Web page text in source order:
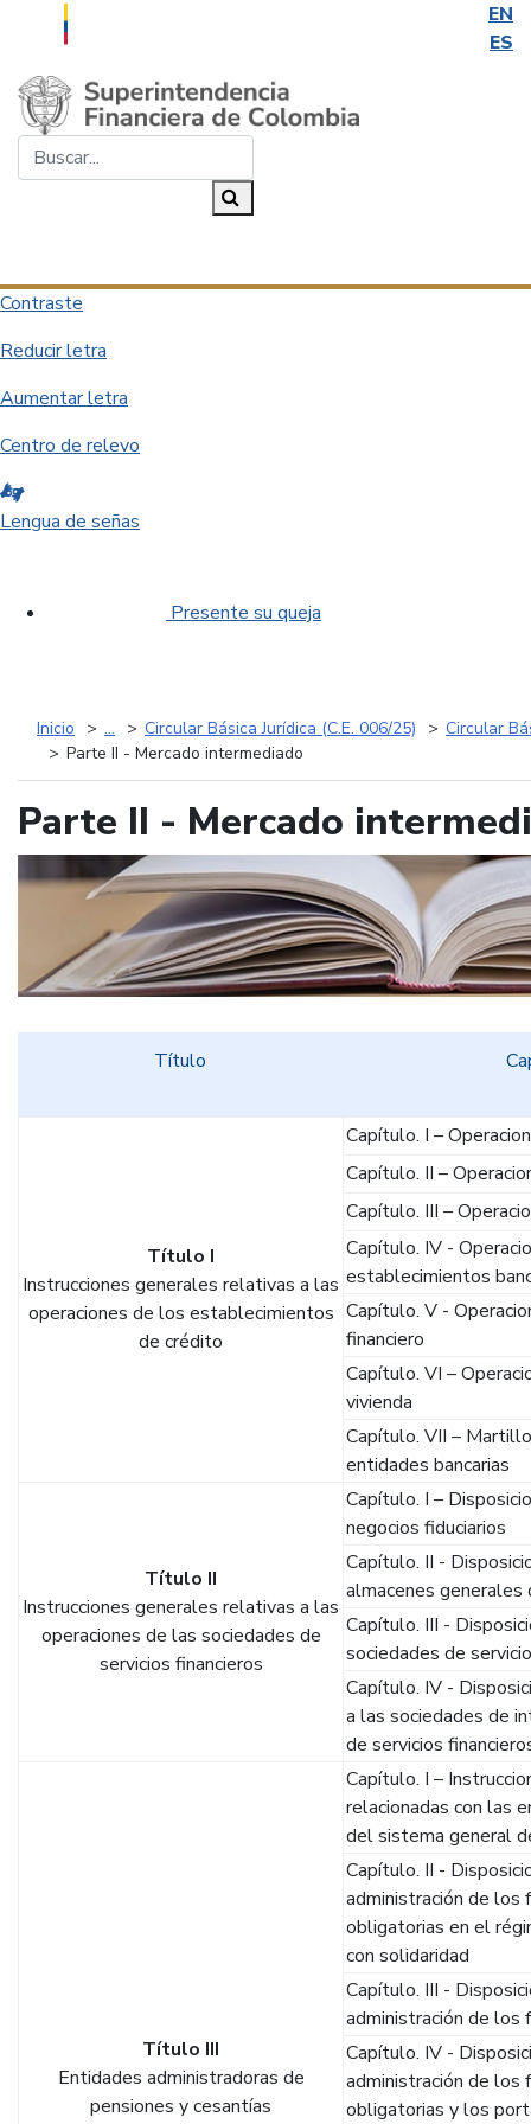
EN
ES
Saltar al contenido principal
Contraste
Reducir letra
Aumentar letra
Centro de relevo
Lengua de señas
Presente su queja
Inicio ... Circular Básica Jurídica (C.E. 006/25)
Circular
Parte II - Mercado intermediado
Parte II - Mercado
Título
Título I
Instrucciones generales relativas a las
operaciones de los establecimientos
de crédito
Capítulo. I –
Capítulo. II –
Capítulo. III –
Capítulo. IV -
establecimientos
Capítulo. V -
financiero
Capítulo. VI –
vivienda
Capítulo. VII –
entidades bancarias
Título II
Instrucciones generales relativas a las
operaciones de las sociedades de
servicios financieros
Capítulo. I –
negocios fiduciarios
Capítulo. II -
almacenes
Capítulo. III -
sociedades de
Capítulo. IV -
a las sociedades de
de servicios
Título III
Entidades administradoras de
pensiones y cesantías
Capítulo. I –
relacionadas con las
del sistema general
Capítulo. II -
administración de los
obligatorias en el
con solidaridad
Capítulo. III -
administración de los
Capítulo. IV -
administración de los
obligatorias y los